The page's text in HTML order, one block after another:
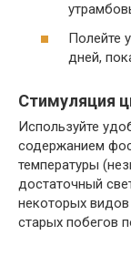
Полейте
дней,
Стимуляция
Используйте
содержанием
температуры
достаточный
некоторых видов
старых побегов